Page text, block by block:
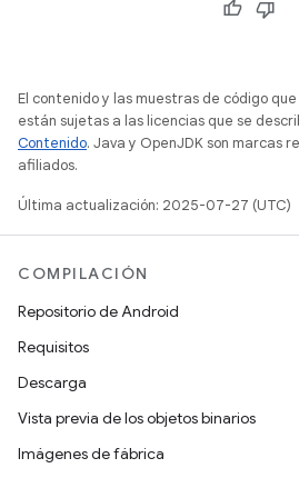
El contenido y las muestras de código
están sujetas a las licencias que se
Contenido. Java y OpenJDK son marcas
afiliados.
Última actualización: 2025-07-27 (UTC)
COMPILACIÓN
Repositorio de Android
Requisitos
Descarga
Vista previa de los objetos binarios
Imágenes de fábrica